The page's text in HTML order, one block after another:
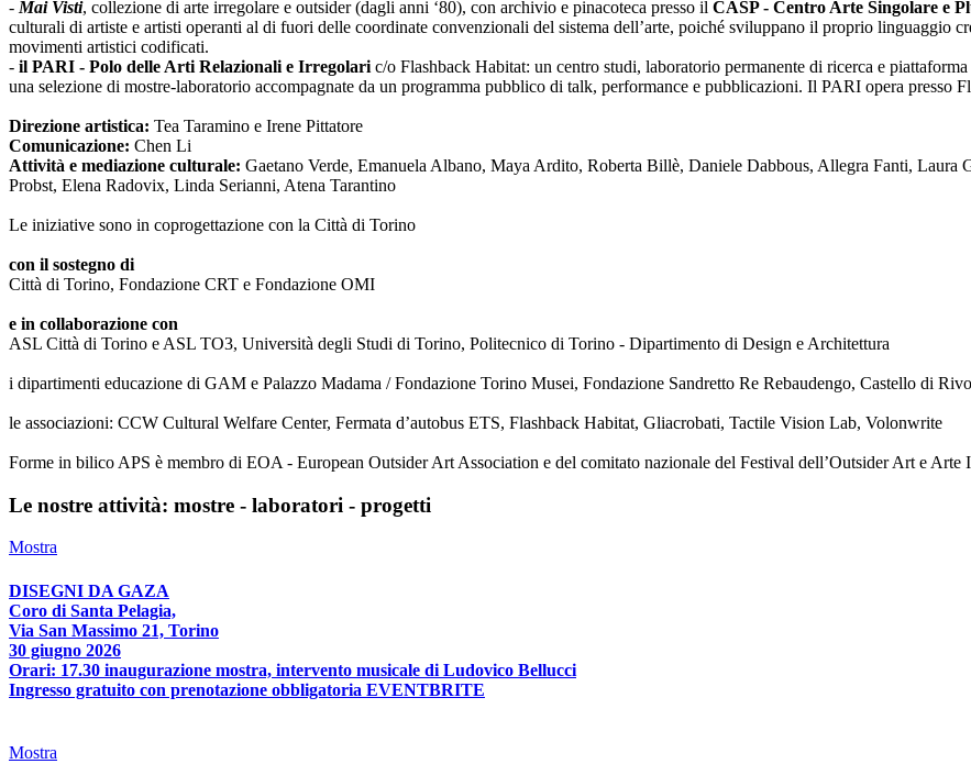
- Mai Visti, collezione di arte irregolare e outsider (dagli anni ‘80), con archivio e pinacoteca presso il CASP - Centro Arte Singolare e
culturali di artiste e artisti operanti al di fuori delle coordinate convenzionali del sistema dell’arte, poiché sviluppano il proprio linguaggio
movimenti artistici codificati.
- il PARI - Polo delle Arti Relazionali e Irregolari c/o Flashback Habitat: un centro studi, laboratorio permanente di ricerca e
una selezione di mostre-laboratorio accompagnate da un programma pubblico di talk, performance e pubblicazioni. Il PARI opera presso
Direzione artistica: Tea Taramino e Irene Pittatore
Comunicazione: Chen Li
Attività e mediazione culturale: Gaetano Verde, Emanuela Albano, Maya Ardito, Roberta Billè, Daniele Dabbous, Allegra Fanti,
Probst, Elena Radovix, Linda Serianni, Atena Tarantino
Le iniziative sono in coprogettazione con la Città di Torino
con il sostegno di
Città di Torino, Fondazione CRT e Fondazione OMI
e in collaborazione con
ASL Città di Torino e ASL TO3, Università degli Studi di Torino, Politecnico di Torino - Dipartimento di Design e Architettura
i dipartimenti educazione di GAM e Palazzo Madama / Fondazione Torino Musei, Fondazione Sandretto Re Rebaudengo, Castello di
le associazioni: CCW Cultural Welfare Center, Fermata d’autobus ETS, Flashback Habitat, Gliacrobati, Tactile Vision Lab, Volonwrite
Forme in bilico APS è membro di EOA - European Outsider Art Association e del comitato nazionale del Festival dell’Outsider Art e Arte
Le nostre attività: mostre - laboratori - progetti
Mostra
DISEGNI DA GAZA
Coro di Santa Pelagia,
Via San Massimo 21, Torino
30 giugno 2026
Orari: 17.30 inaugurazione mostra, intervento musicale di Ludovico Bellucci
Ingresso gratuito con prenotazione obbligatoria EVENTBRITE
Mostra